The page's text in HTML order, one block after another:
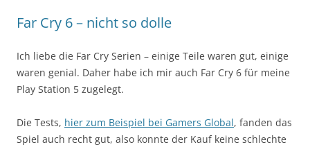
Far Cry 6 – nicht so dolle
Ich liebe die Far Cry Serien – einige Teile waren gut, einige
waren genial. Daher habe ich mir auch Far Cry 6 für meine
Play Station 5 zugelegt.
Die Tests, hier zum Beispiel bei Gamers Global, fanden das
Spiel auch recht gut, also konnte der Kauf keine schlechte